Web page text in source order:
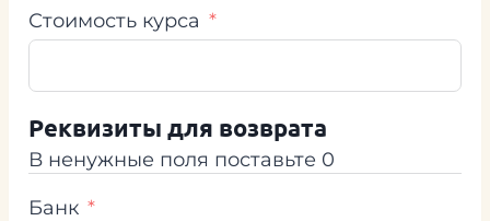
Стоимость курса
Реквизиты для возврата
В ненужные поля поставьте 0
Банк